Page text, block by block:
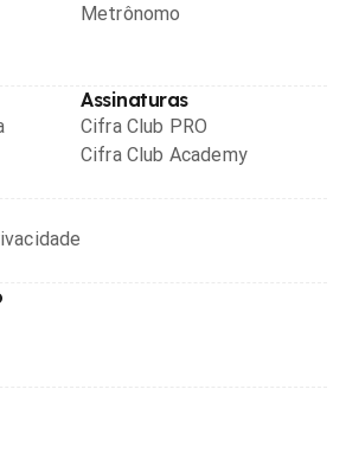
Metrônomo
Assinaturas
Cifra Club PRO
Cifra Club Academy